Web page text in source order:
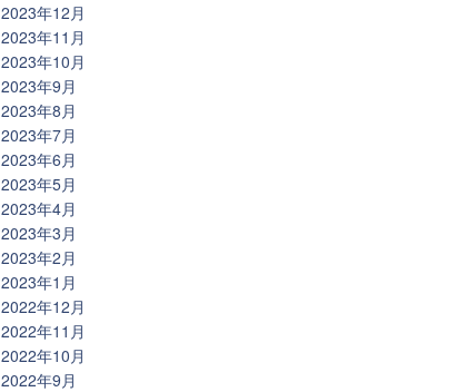
2023年12月
2023年11月
2023年10月
2023年9月
2023年8月
2023年7月
2023年6月
2023年5月
2023年4月
2023年3月
2023年2月
2023年1月
2022年12月
2022年11月
2022年10月
2022年9月